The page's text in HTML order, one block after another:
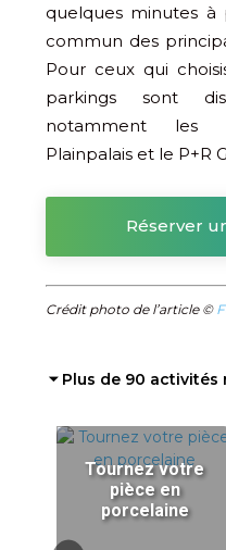
quelques minutes
commun des
Pour ceux qui
parkings sont
notamment les
Plainpalais et le P+R
Réserver
Crédit photo de l’article ©
⏷ Plus de 90 activités
Tournez votre
pièce en
porcelaine